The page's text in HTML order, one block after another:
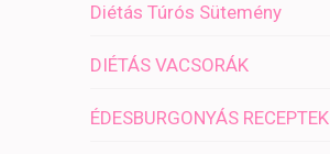
Diétás Túrós Sütemény
DIÉTÁS VACSORÁK
ÉDESBURGONYÁS RECEPTEK